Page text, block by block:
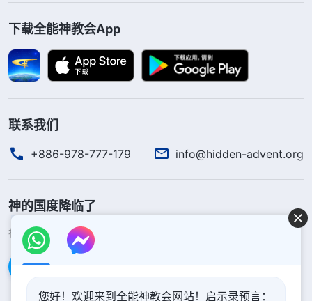
下载全能神教会App
联系我们
+886-978-777-179 info@hidden-advent.org
神的国度降临了
神的国度已经降临在人间！你想进入神的国度吗？
通过Messenger联系我们
您好！欢迎来到全能神教会网站！启示录预言：